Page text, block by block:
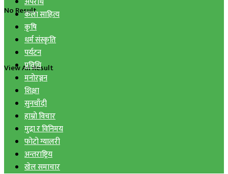
No Result
View All Result
कला साहित्य
कृषि
धर्म संस्कृति
पर्यटन
प्रविधि
मनोरञ्जन
शिक्षा
सुनचाँदी
हाम्रो विचार
मुद्रा र विनिमय
फोटो ग्यालरी
अन्तराष्ट्रिय
खेल समाचार